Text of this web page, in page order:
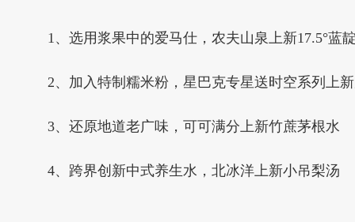
1、选用浆果中的爱马仕，农夫山泉上新17.5°蓝
2、加入特制糯米粉，星巴克专星送时空系列上
3、还原地道老广味，可可满分上新竹蔗茅根水
4、跨界创新中式养生水，北冰洋上新小吊梨汤